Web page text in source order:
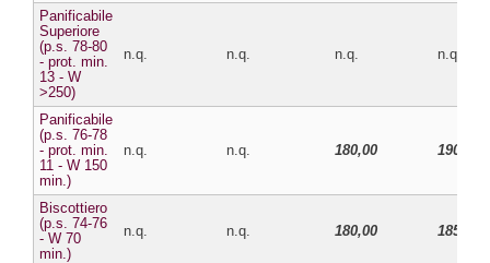
Panificabile
Superiore
(p.s. 78-80
- prot. min.
13 - W
>250)
n.q. n.q. n.q. n.q.
Panificabile
(p.s. 76-78
- prot. min.
11 - W 150
min.)
n.q. n.q. 180,00 190,00
Biscottiero
(p.s. 74-76
- W 70
min.)
n.q. n.q. 180,00 185,00